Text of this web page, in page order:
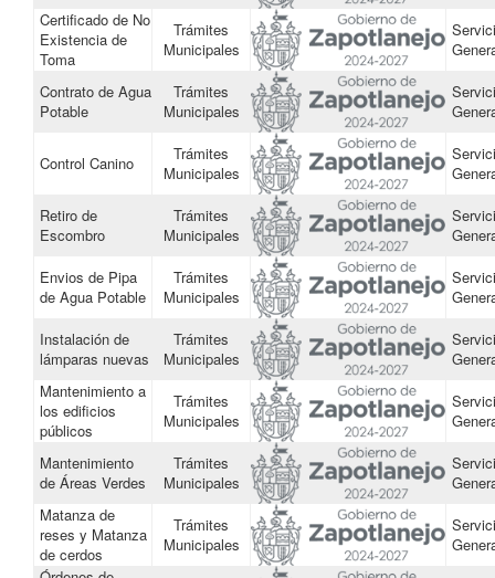
Certificado de No
Existencia de
Toma
Trámites
Municipales
Contrato de Agua
Potable
Trámites
Municipales
Control Canino
Trámites
Municipales
Retiro de
Escombro
Trámites
Municipales
Envios de Pipa
de Agua Potable
Trámites
Municipales
Instalación de
lámparas nuevas
Trámites
Municipales
Mantenimiento a
los edificios
públicos
Trámites
Municipales
Mantenimiento
de Áreas Verdes
Trámites
Municipales
Matanza de
reses y Matanza
de cerdos
Trámites
Municipales